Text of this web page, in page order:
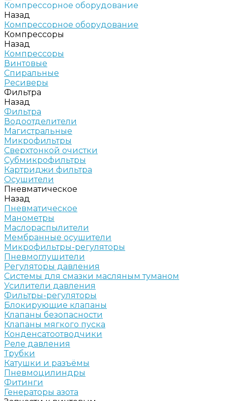
Компрессорное оборудование
Назад
Компрессорное оборудование
Компрессоры
Назад
Компрессоры
Винтовые
Спиральные
Ресиверы
Фильтра
Назад
Фильтра
Водоотделители
Магистральные
Микрофильтры
Сверхтонкой очистки
Субмикрофильтры
Картриджи фильтра
Осушители
Пневматическое
Назад
Пневматическое
Манометры
Маслораспылители
Мембранные осушители
Микрофильтры-регуляторы
Пневмоглушители
Регуляторы давления
Системы для смазки масляным туманом
Усилители давления
Фильтры-регуляторы
Блокирующие клапаны
Клапаны безопасности
Клапаны мягкого пуска
Конденсатоотводчики
Реле давления
Трубки
Катушки и разъёмы
Пневмоцилиндры
Фитинги
Генераторы азота